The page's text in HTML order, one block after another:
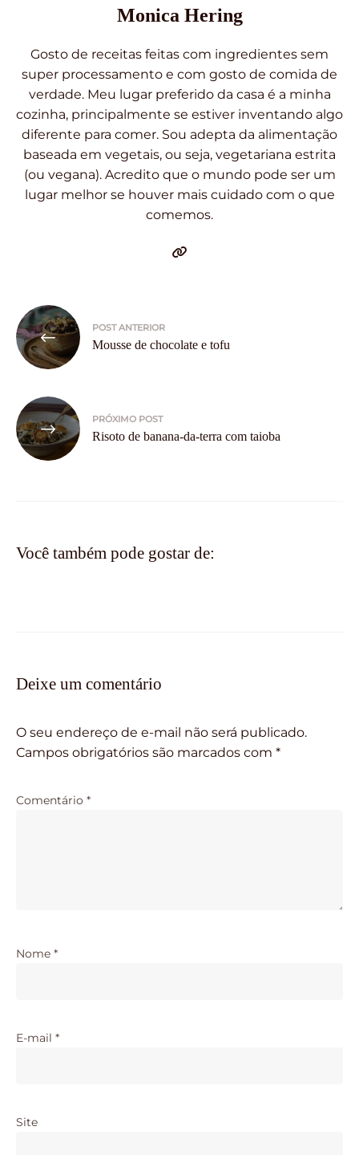
Monica Hering
Gosto de receitas feitas com ingredientes sem
super processamento e com gosto de comida de
verdade. Meu lugar preferido da casa é a minha
cozinha, principalmente se estiver inventando algo
diferente para comer. Sou adepta da alimentação
baseada em vegetais, ou seja, vegetariana estrita
(ou vegana). Acredito que o mundo pode ser um
lugar melhor se houver mais cuidado com o que
comemos.
Navegação
de
Post
POST ANTERIOR
Mousse de chocolate e tofu
PRÓXIMO POST
Risoto de banana-da-terra com taioba
Você também pode gostar de:
Deixe um comentário
O seu endereço de e-mail não será publicado.
Campos obrigatórios são marcados com *
Comentário *
Nome *
E-mail *
Site